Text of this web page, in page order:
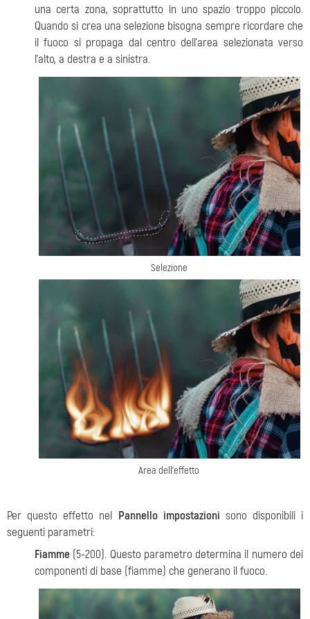
una certa zona, soprattutto in uno spazio troppo piccolo.
Quando si crea una selezione bisogna sempre ricordare che
il fuoco si propaga dal centro dell'area selezionata verso
l'alto, a destra e a sinistra.
Selezione
Area dell'effetto
Per questo effetto nel Pannello impostazioni sono disponibili i
seguenti parametri:
Fiamme (5-200). Questo parametro determina il numero dei
componenti di base (fiamme) che generano il fuoco.